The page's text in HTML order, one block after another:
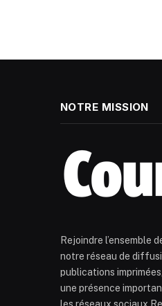
NOTRE MISSION
Rejoindre l’ensemble
notre réseau de
publications
une présence
les réseaux